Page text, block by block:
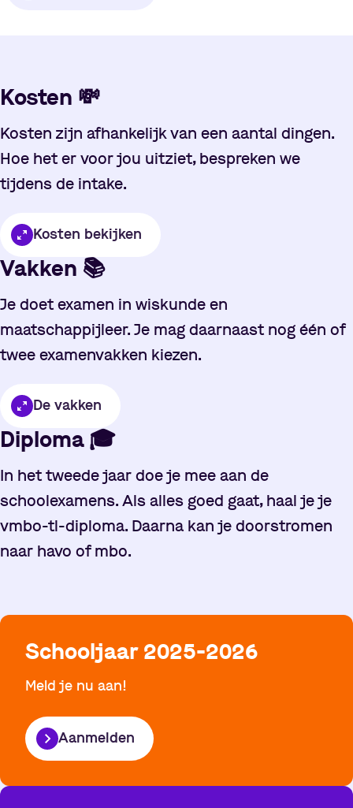
Kosten 💸
Kosten zijn afhankelijk van een aantal dingen.
Hoe het er voor jou uitziet, bespreken we
tijdens de intake.
Kosten bekijken
Vakken 📚
Je doet examen in wiskunde en
maatschappijleer. Je mag daarnaast nog één of
twee examenvakken kiezen.
De vakken
Diploma 🎓
In het tweede jaar doe je mee aan de
schoolexamens. Als alles goed gaat, haal je je
vmbo-tl-diploma. Daarna kan je doorstromen
naar havo of mbo.
Schooljaar 2025-2026
Meld je nu aan!
Aanmelden